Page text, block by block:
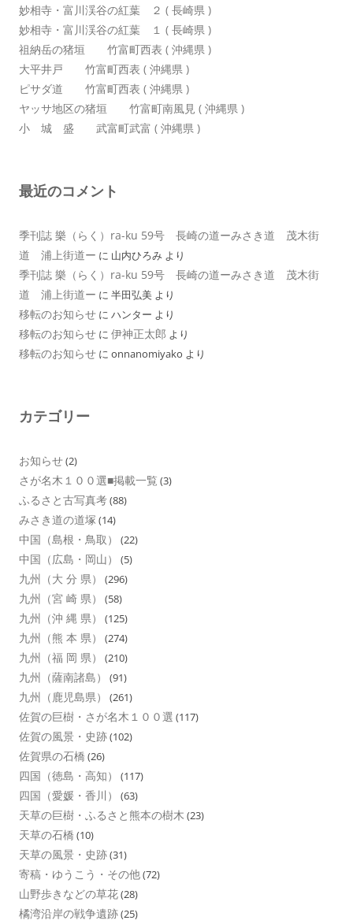
妙相寺・富川渓谷の紅葉 ２ ( 長崎県 )
妙相寺・富川渓谷の紅葉 １ ( 長崎県 )
祖納岳の猪垣 竹富町西表 ( 沖縄県 )
大平井戸 竹富町西表 ( 沖縄県 )
ピサダ道 竹富町西表 ( 沖縄県 )
ヤッサ地区の猪垣 竹富町南風見 ( 沖縄県 )
小 城 盛 武富町武富 ( 沖縄県 )
最近のコメント
季刊誌 樂（らく）ra-ku 59号 長崎の道ーみさき道 茂木街
道 浦上街道ー に 山内ひろみ より
季刊誌 樂（らく）ra-ku 59号 長崎の道ーみさき道 茂木街
道 浦上街道ー に 半田弘美 より
移転のお知らせ に ハンター より
移転のお知らせ に 伊神正太郎 より
移転のお知らせ に onnanomiyako より
カテゴリー
お知らせ(2)
さが名木１００選■掲載一覧 (3)
ふるさと古写真考(88)
みさき道の道塚 (14)
中国（島根・鳥取） (22)
中国（広島・岡山） (5)
九州（大 分 県） (296)
九州（宮 崎 県） (58)
九州（沖 縄 県） (125)
九州（熊 本 県） (274)
九州（福 岡 県） (210)
九州（薩南諸島） (91)
九州（鹿児島県） (261)
佐賀の巨樹・さが名木１００選 (117)
佐賀の風景・史跡(102)
佐賀県の石橋 (26)
四国（徳島・高知） (117)
四国（愛媛・香川） (63)
天草の巨樹・ふるさと熊本の樹木 (23)
天草の石橋 (10)
天草の風景・史跡(31)
寄稿・ゆうこう・その他(72)
山野歩きなどの草花(28)
橘湾沿岸の戦争遺跡(25)